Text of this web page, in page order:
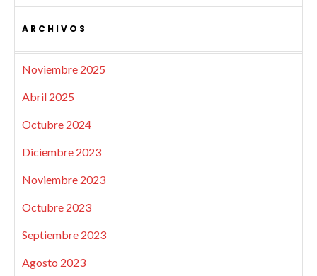
ARCHIVOS
Noviembre 2025
Abril 2025
Octubre 2024
Diciembre 2023
Noviembre 2023
Octubre 2023
Septiembre 2023
Agosto 2023